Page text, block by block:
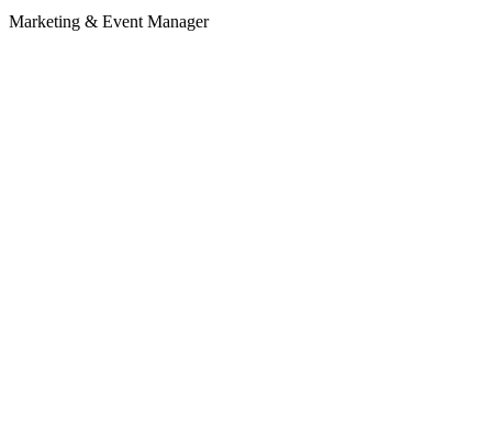
Marketing & Event Manager